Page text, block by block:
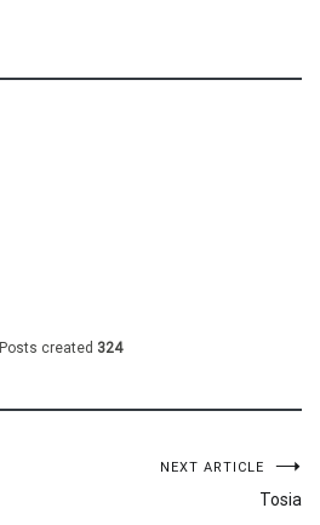
Posts created 324
NEXT ARTICLE
Tosia